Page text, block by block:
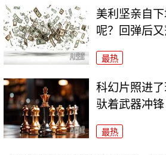
美利坚亲自
呢？回弹后又
最热
科幻片照进
驮着武器冲锋
最热